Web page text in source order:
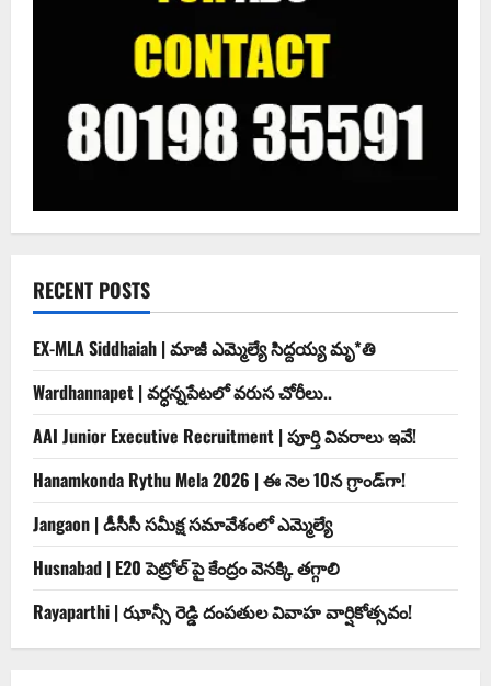
RECENT POSTS
EX-MLA Siddhaiah | మాజీ ఎమ్మెల్యే సిద్దయ్య మృ*తి
Wardhannapet | వర్ధన్నపేటలో వరుస చోరీలు..
AAI Junior Executive Recruitment | పూర్తి వివరాలు ఇవే!
Hanamkonda Rythu Mela 2026 | ఈ నెల 10న గ్రాండ్‌గా!
Jangaon | డీసీసీ సమీక్ష సమావేశంలో ఎమ్మెల్యే
Husnabad | E20 పెట్రోల్ పై కేంద్రం వెనక్కి తగ్గాలి
Rayaparthi | ఝాన్సీ రెడ్డి దంపతుల వివాహ వార్షికోత్సవం!